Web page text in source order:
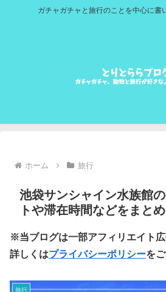
ガチャガチャと旅行のことを中心に書
ホーム 旅行
池袋サンシャイン水族館
トや滞在時間などをまと
※当ブログは一部アフィリエイト広
詳しくはプライバシーポリシーを
旅行